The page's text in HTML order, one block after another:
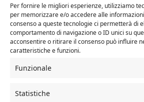
Per fornire le migliori esperienze, utilizziamo
per memorizzare e/o accedere alle
consenso a queste tecnologie ci permetterà di
comportamento di navigazione o ID unici su
acconsentire o ritirare il consenso può influire
caratteristiche e funzioni.
Funzionale
Statistiche
Il tuo messaggio